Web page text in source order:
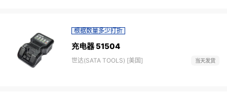
根据数量多少打折
充电器 51504
世达(SATA TOOLS) [美国] 当天发货